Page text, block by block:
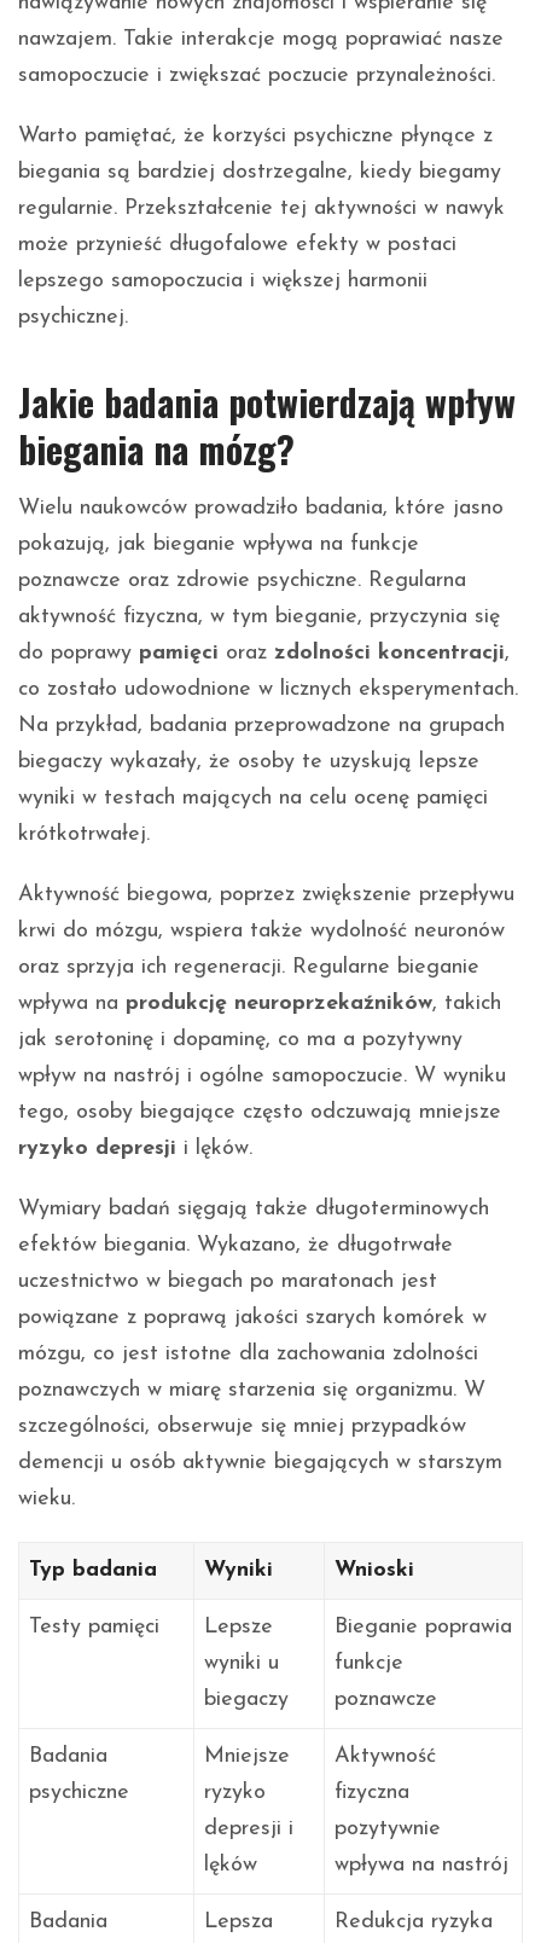
nawzajem. Takie interakcje mogą poprawiać nasze
samopoczucie i zwiększać poczucie przynależności.
Warto pamiętać, że korzyści psychiczne płynące z
biegania są bardziej dostrzegalne, kiedy biegamy
regularnie. Przekształcenie tej aktywności w nawyk
może przynieść długofalowe efekty w postaci
lepszego samopoczucia i większej harmonii
psychicznej.
Jakie badania potwierdzają wpływ
biegania na mózg?
Wielu naukowców prowadziło badania, które jasno
pokazują, jak bieganie wpływa na funkcje
poznawcze oraz zdrowie psychiczne. Regularna
aktywność fizyczna, w tym bieganie, przyczynia się
do poprawy pamięci oraz zdolności koncentracji,
co zostało udowodnione w licznych eksperymentach.
Na przykład, badania przeprowadzone na grupach
biegaczy wykazały, że osoby te uzyskują lepsze
wyniki w testach mających na celu ocenę pamięci
krótkotrwałej.
Aktywność biegowa, poprzez zwiększenie przepływu
krwi do mózgu, wspiera także wydolność neuronów
oraz sprzyja ich regeneracji. Regularne bieganie
wpływa na produkcję neuroprzekaźników, takich
jak serotoninę i dopaminę, co ma a pozytywny
wpływ na nastrój i ogólne samopoczucie. W wyniku
tego, osoby biegające często odczuwają mniejsze
ryzyko depresji i lęków.
Wymiary badań sięgają także długoterminowych
efektów biegania. Wykazano, że długotrwałe
uczestnictwo w biegach po maratonach jest
powiązane z poprawą jakości szarych komórek w
mózgu, co jest istotne dla zachowania zdolności
poznawczych w miarę starzenia się organizmu. W
szczególności, obserwuje się mniej przypadków
demencji u osób aktywnie biegających w starszym
wieku.
Typ badania Wyniki Wnioski
Testy pamięci
Lepsze
wyniki u
biegaczy
Bieganie poprawia
funkcje
poznawcze
Badania
psychiczne
Mniejsze
ryzyko
depresji i
lęków
Aktywność
fizyczna
pozytywnie
wpływa na nastrój
Badania
Lepsza
Redukcja ryzyka